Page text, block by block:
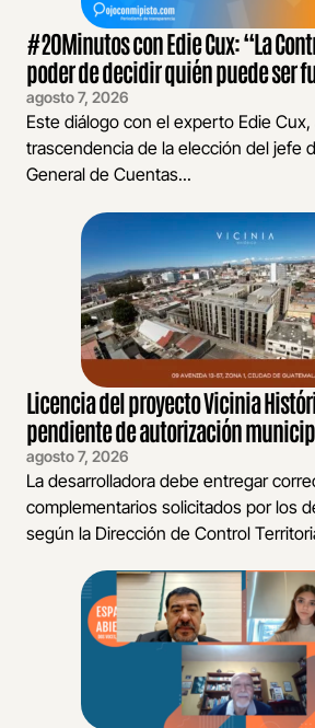
#20Minutos con Edie Cux: “La
poder de decidir quién puede ser
agosto 7, 2026
Este diálogo con el experto Edie Cux,
trascendencia de la elección del jefe
General de Cuentas...
Licencia del proyecto Vicinia
pendiente de autorización
agosto 7, 2026
La desarrolladora debe entregar
complementarios solicitados por los
según la Dirección de Control